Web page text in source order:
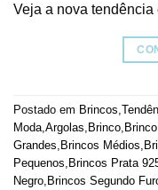
Veja a nova tendência
Postado em Brincos
Moda Argolas Brinco
Grandes Brincos Médios
Pequenos Brincos Prata
Negro Brincos Segundo